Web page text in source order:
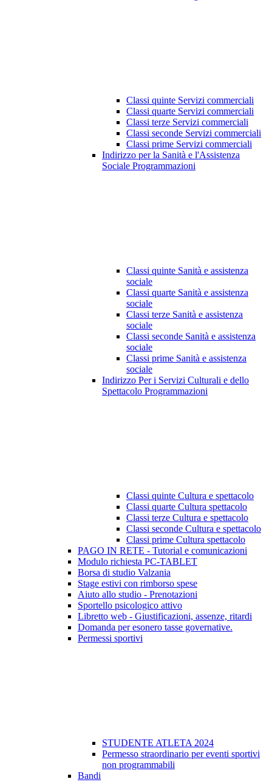
Classi quinte Servizi commerciali
Classi quarte Servizi commerciali
Classi terze Servizi commerciali
Classi seconde Servizi commerciali
Classi prime Servizi commerciali
Indirizzo per la Sanità e l'Assistenza
Sociale Programmazioni
Classi quinte Sanità e assistenza
sociale
Classi quarte Sanità e assistenza
sociale
Classi terze Sanità e assistenza
sociale
Classi seconde Sanità e assistenza
sociale
Classi prime Sanità e assistenza
sociale
Indirizzo Per i Servizi Culturali e dello
Spettacolo Programmazioni
Classi quinte Cultura e spettacolo
Classi quarte Cultura spettacolo
Classi terze Cultura e spettacolo
Classi seconde Cultura e spettacolo
Classi prime Cultura spettacolo
PAGO IN RETE - Tutorial e comunicazioni
Modulo richiesta PC-TABLET
Borsa di studio Valzania
Stage estivi con rimborso spese
Aiuto allo studio - Prenotazioni
Sportello psicologico attivo
Libretto web - Giustificazioni, assenze, ritardi
Domanda per esonero tasse governative.
Permessi sportivi
STUDENTE ATLETA 2024
Permesso straordinario per eventi sportivi
non programmabili
Bandi